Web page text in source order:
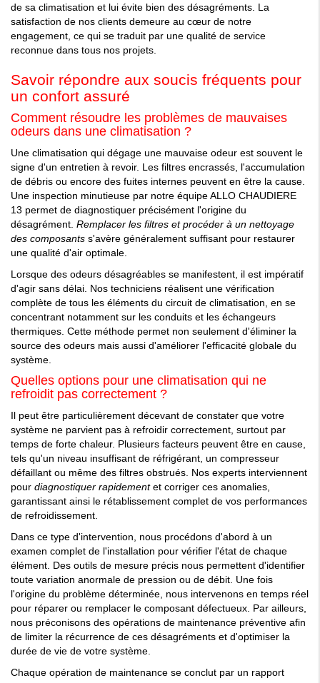
de sa climatisation et lui évite bien des désagréments. La
satisfaction de nos clients demeure au cœur de notre
engagement, ce qui se traduit par une qualité de service
reconnue dans tous nos projets.
Savoir répondre aux soucis fréquents pour
un confort assuré
Comment résoudre les problèmes de mauvaises
odeurs dans une climatisation ?
Une climatisation qui dégage une mauvaise odeur est souvent le
signe d'un entretien à revoir. Les filtres encrassés, l'accumulation
de débris ou encore des fuites internes peuvent en être la cause.
Une inspection minutieuse par notre équipe ALLO CHAUDIERE
13 permet de diagnostiquer précisément l'origine du
désagrément. Remplacer les filtres et procéder à un nettoyage
des composants s'avère généralement suffisant pour restaurer
une qualité d'air optimale.
Lorsque des odeurs désagréables se manifestent, il est impératif
d'agir sans délai. Nos techniciens réalisent une vérification
complète de tous les éléments du circuit de climatisation, en se
concentrant notamment sur les conduits et les échangeurs
thermiques. Cette méthode permet non seulement d'éliminer la
source des odeurs mais aussi d'améliorer l'efficacité globale du
système.
Quelles options pour une climatisation qui ne
refroidit pas correctement ?
Il peut être particulièrement décevant de constater que votre
système ne parvient pas à refroidir correctement, surtout par
temps de forte chaleur. Plusieurs facteurs peuvent être en cause,
tels qu'un niveau insuffisant de réfrigérant, un compresseur
défaillant ou même des filtres obstrués. Nos experts interviennent
pour diagnostiquer rapidementet corriger ces anomalies,
garantissant ainsi le rétablissement complet de vos performances
de refroidissement.
Dans ce type d'intervention, nous procédons d'abord à un
examen complet de l'installation pour vérifier l'état de chaque
élément. Des outils de mesure précis nous permettent d'identifier
toute variation anormale de pression ou de débit. Une fois
l'origine du problème déterminée, nous intervenons en temps réel
pour réparer ou remplacer le composant défectueux. Par ailleurs,
nous préconisons des opérations de maintenance préventive afin
de limiter la récurrence de ces désagréments et d'optimiser la
durée de vie de votre système.
Chaque opération de maintenance se conclut par un rapport